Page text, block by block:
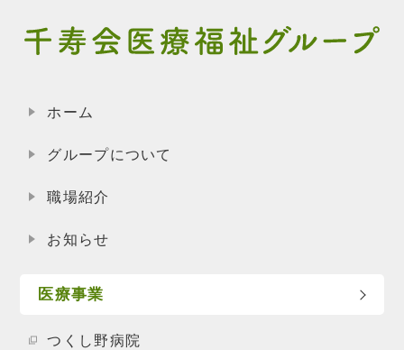
ホーム
グループについて
職場紹介
お知らせ
医療事業
つくし野病院